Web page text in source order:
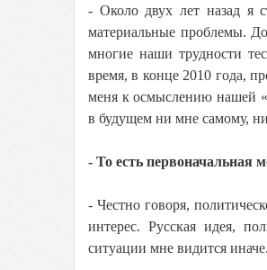
- Около двух лет назад я
материальные проблемы.
многие наши трудности
время, в конце 2010 года,
меня к осмыслению нашей
в будущем ни мне самому, ни
- То есть первоначальная
- Честно говоря,
интерес. Русская идея,
ситуации мне видится